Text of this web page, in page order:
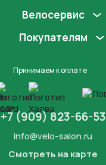
Велосервис
Покупателям
Принимаем к оплате
+7 (909) 823-66-53
info@velo-salon.ru
Смотреть на карте